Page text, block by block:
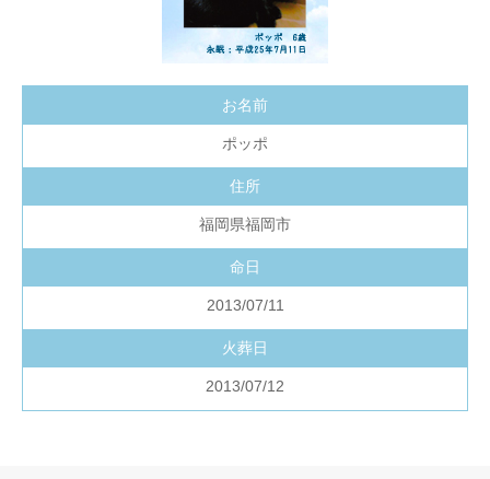
お名前
ポッポ
住所
福岡県福岡市
命日
2013/07/11
火葬日
2013/07/12